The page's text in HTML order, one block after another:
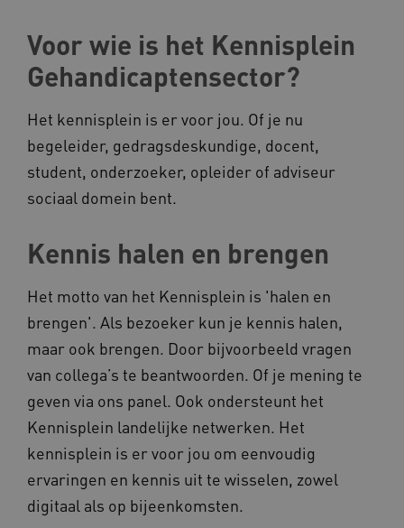
Voor wie is het Kennisplein
Gehandicaptensector?
Het kennisplein is er voor jou. Of je nu
begeleider, gedragsdeskundige, docent,
student, onderzoeker, opleider of adviseur
sociaal domein bent.
Kennis halen en brengen
Het motto van het Kennisplein is 'halen en
brengen'. Als bezoeker kun je kennis halen,
maar ook brengen. Door bijvoorbeeld vragen
van collega’s te beantwoorden. Of je mening te
geven via ons panel. Ook ondersteunt het
Kennisplein landelijke netwerken. Het
kennisplein is er voor jou om eenvoudig
ervaringen en kennis uit te wisselen, zowel
digitaal als op bijeenkomsten.
Naam
Provider / Domein
__Secure-YNID
.youtube.com
__Secure-
ROLLOUT_TOKEN
.youtube.com
FPLC .kennispleingehandicaptensector.nl
__cf_bm
Cloudflare Inc.
BCSessionID vilans.blueconic.net
Google Privacy Policy